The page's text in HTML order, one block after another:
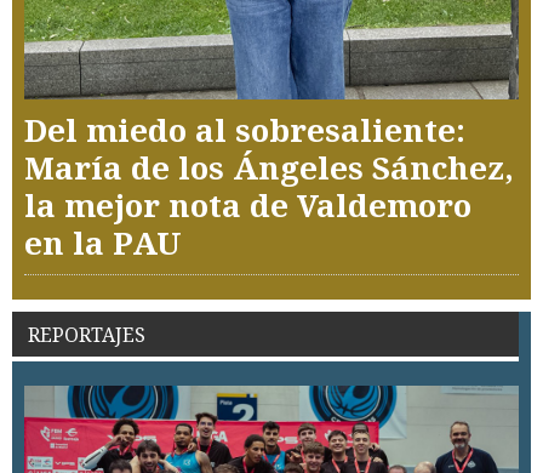
Del miedo al sobresaliente:
María de los Ángeles Sánchez,
la mejor nota de Valdemoro
en la PAU
REPORTAJES